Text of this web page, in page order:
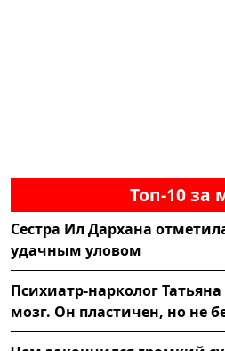
Топ-10 за
Сестра Ил Дархана
удачным уловом
Психиатр-нарколог
мозг. Он пластичен, но не